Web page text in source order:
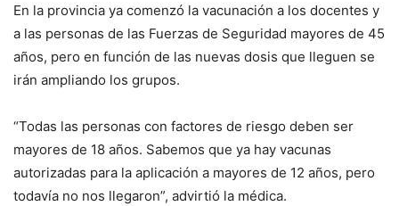
En la provincia ya comenzó la vacunación a los docentes y
a las personas de las Fuerzas de Seguridad mayores de 45
años, pero en función de las nuevas dosis que lleguen se
irán ampliando los grupos.
“Todas las personas con factores de riesgo deben ser
mayores de 18 años. Sabemos que ya hay vacunas
autorizadas para la aplicación a mayores de 12 años, pero
todavía no nos llegaron”, advirtió la médica.